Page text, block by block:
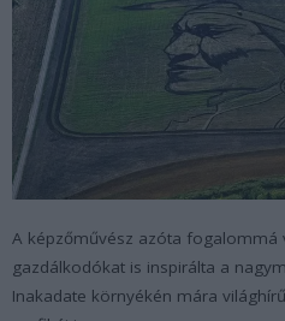
A képzőművész azóta fogalommá
gazdálkodókat is inspirálta a
Inakadate környékén mára